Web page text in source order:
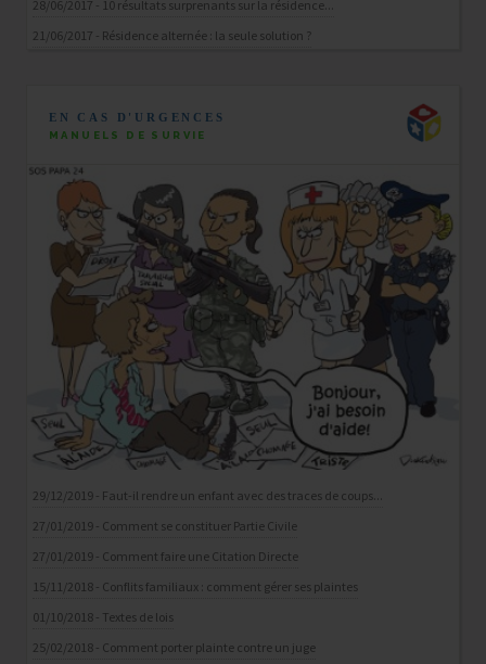
28/06/2017 - 10 résultats surprenants sur la résidence...
21/06/2017 - Résidence alternée : la seule solution ?
EN CAS D'URGENCES
MANUELS DE SURVIE
29/12/2019 - Faut-il rendre un enfant avec des traces de coups...
27/01/2019 - Comment se constituer Partie Civile
27/01/2019 - Comment faire une Citation Directe
15/11/2018 - Conflits familiaux : comment gérer ses plaintes
01/10/2018 - Textes de lois
25/02/2018 - Comment porter plainte contre un juge